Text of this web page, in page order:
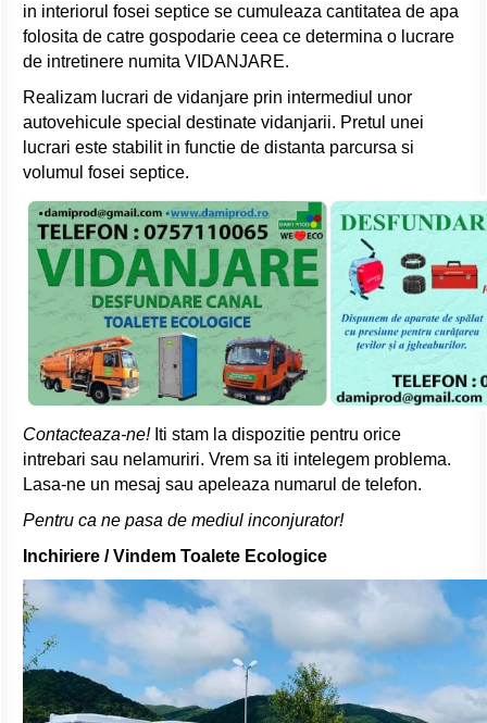
in interiorul fosei septice se cumuleaza cantitatea de apa
folosita de catre gospodarie ceea ce determina o lucrare
de intretinere numita VIDANJARE.
Realizam lucrari de vidanjare prin intermediul unor
autovehicule special destinate vidanjarii. Pretul unei
lucrari este stabilit in functie de distanta parcursa si
volumul fosei septice.
Contacteaza-ne!Iti stam la dispozitie pentru orice
intrebari sau nelamuriri. Vrem sa iti intelegem problema.
Lasa-ne un mesaj sau apeleaza numarul de telefon.
Pentru ca ne pasa de mediul inconjurator!
Inchiriere / Vindem Toalete Ecologice